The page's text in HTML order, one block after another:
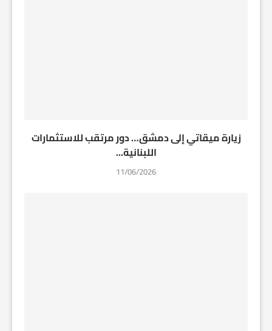
زيارة ميقاتي إلى دمشق… دور مرتقب للاستثمارات
اللبنانية...
11/06/2026